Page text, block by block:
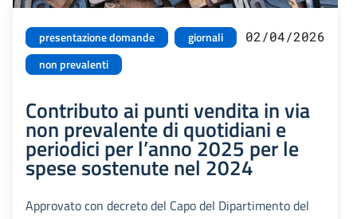
presentazione domande
giornali
non prevalenti
02/04/2026
Contributo ai punti vendita in via
non prevalente di quotidiani e
periodici per l’anno 2025 per le
spese sostenute nel 2024
Approvato con decreto del Capo del Dipartimento del